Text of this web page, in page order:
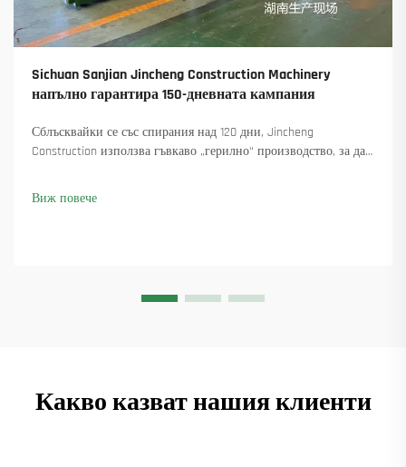
Sichuan Sanjian Jincheng Construction Machinery
напълно гарантира 150-дневната кампания
Сблъсквайки се със спирания над 120 дни, Jincheng
Construction използва гъвкаво „герилно“ производство, за да
Вижте как са поддържали производството в движение.
Виж повече
Какво казват нашия клиенти